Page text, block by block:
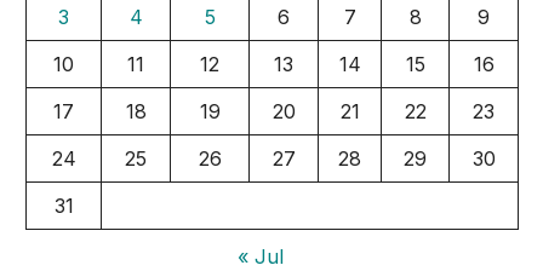
3
4 5 6 7 8
9
10
11 12 13 14 15
16
17
18 19 20 21 22
23
24
25 26 27 28 29
30
31
« Jul